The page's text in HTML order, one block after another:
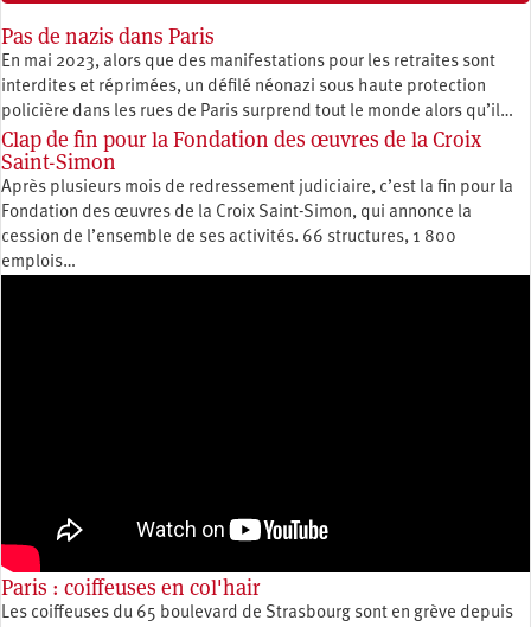
Pas de nazis dans Paris
En mai 2023, alors que des manifestations pour les retraites sont
interdites et réprimées, un défilé néonazi sous haute protection
policière dans les rues de Paris surprend tout le monde alors qu’il…
Clap de fin pour la Fondation des œuvres de la Croix
Saint-Simon
Après plusieurs mois de redressement judiciaire, c’est la fin pour la
Fondation des œuvres de la Croix Saint-Simon, qui annonce la
cession de l’ensemble de ses activités. 66 structures, 1 800
emplois…
Paris : coiffeuses en col'hair
Les coiffeuses du 65 boulevard de Strasbourg sont en grève depuis